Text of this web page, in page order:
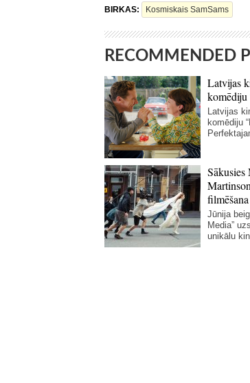
BIRKAS: Kosmiskais SamSams
RECOMMENDED
Latvijas
komēdiju
Latvijas
komēdiju
Sākusies
filmēšana
Jūnija
Media”
unikālu